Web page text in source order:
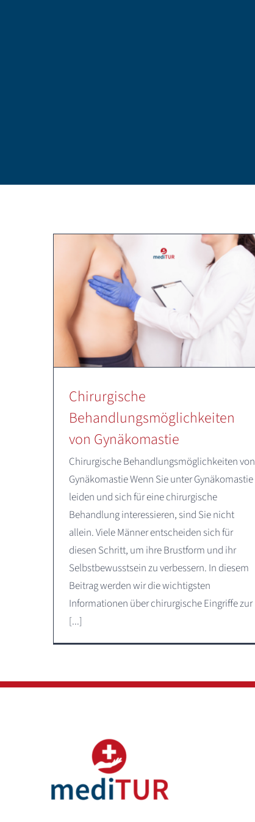
Chirurgische
Behandlungsmöglichkeiten
von Gynäkomastie
Chirurgische Behandlungsmöglichkeiten von
Gynäkomastie Wenn Sie unter Gynäkomastie
leiden und sich für eine chirurgische
Behandlung interessieren, sind Sie nicht
allein. Viele Männer entscheiden sich für
diesen Schritt, um ihre Brustform und ihr
Selbstbewusstsein zu verbessern. In diesem
Beitrag werden wir die wichtigsten
Informationen über chirurgische Eingriffe zur
[...]